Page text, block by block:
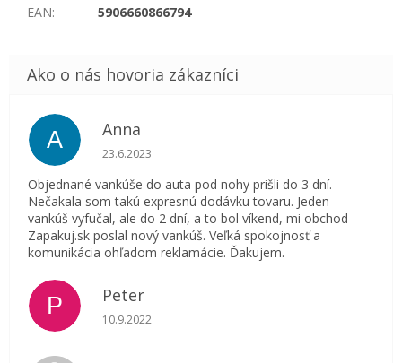
EAN: 5906660866794
A Anna
Hodnotenie obchodu je 5 z 5 hviezdičiek.
23.6.2023
Objednané vankúše do auta pod nohy prišli do 3 dní.
Nečakala som takú expresnú dodávku tovaru. Jeden
vankúš vyfučal, ale do 2 dní, a to bol víkend, mi obchod
Zapakuj.sk poslal nový vankúš. Veľká spokojnosť a
komunikácia ohľadom reklamácie. Ďakujem.
P Peter
Hodnotenie obchodu je 5 z 5 hviezdičiek.
10.9.2022